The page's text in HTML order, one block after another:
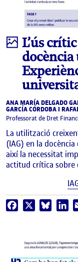
Infografia
L’ús
ANA MARÍA DELGADO
GARCÍA CÓRDOBA I
Professorat de Dret
La utilització
(IAG) en la
així la necessitat
actitud crítica sobre
Facebook Bluesky